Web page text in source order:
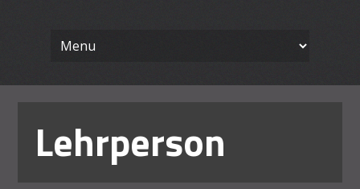
Arbeiten
Lehrperson